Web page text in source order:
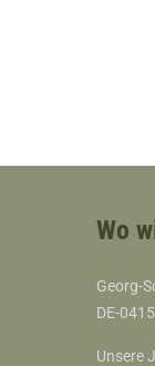
Wo
Georg-
DE-
Unsere